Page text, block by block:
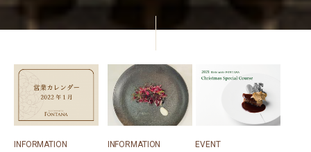
INFORMATION INFORMATION EVENT